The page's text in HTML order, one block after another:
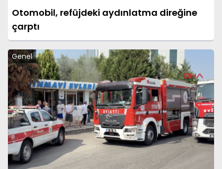
Otomobil, refüjdeki aydınlatma direğine
çarptı
Genel